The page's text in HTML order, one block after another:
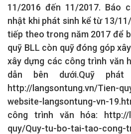
11/2016 đến 11/2017. Báo
nhật khi phát sinh kể từ 13/
tiếp theo trong năm 2017 để
quỹ BLL còn quỹ đóng góp
xây dựng các công trình văn
dẫn bên dưới.Quỹ
http://langsontung.vn/Tien-
website-langsontung-vn-
công trình văn hóa: http://
quy/Quy-tu-bo-tai-tao-cong-